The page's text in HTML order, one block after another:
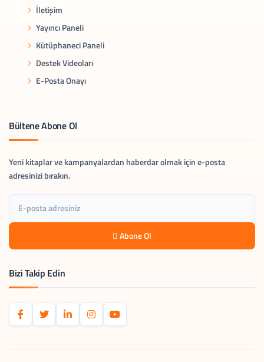
İletişim
Yayıncı Paneli
Kütüphaneci Paneli
Destek Videoları
E-Posta Onayı
Bültene Abone Ol
Yeni kitaplar ve kampanyalardan haberdar olmak için e-posta
adresinizi bırakın.
Abone Ol
Bizi Takip Edin